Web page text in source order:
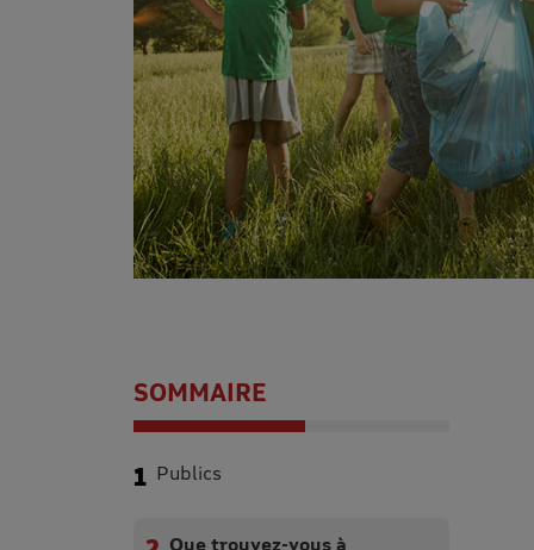
SOMMAIRE
Publics
Que trouvez-vous à